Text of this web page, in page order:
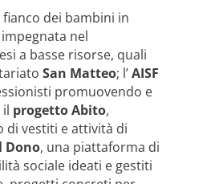
fianco dei bambini in
impegnata nel
a basse risorse, quali
San Matteo; l’AISF
promuovendo e
progetto Abito,
di vestiti e attività di
Dono, una piattaforma di
sociale ideati e gestiti